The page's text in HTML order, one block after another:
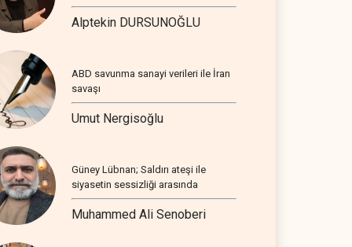
Alptekin DURSUNOĞLU
ABD savunma sanayi verileri ile İran
savaşı
Umut Nergisoğlu
Güney Lübnan; Saldırı ateşi ile
siyasetin sessizliği arasında
Muhammed Ali Senoberi